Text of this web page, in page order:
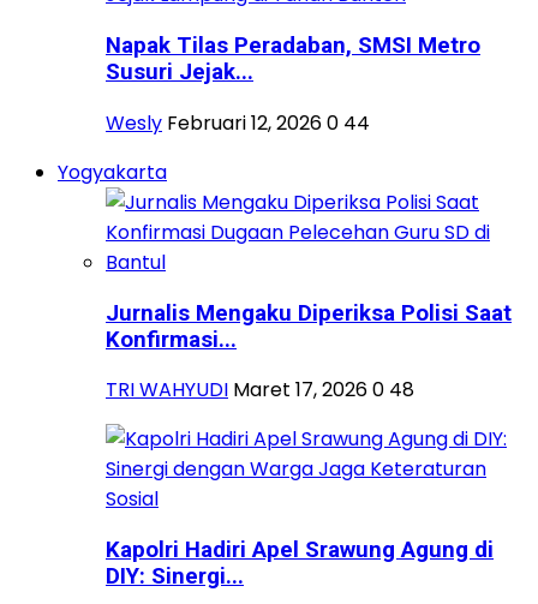
Napak Tilas Peradaban, SMSI Metro
Susuri Jejak...
Wesly Februari 12, 20260 44
Yogyakarta
Jurnalis Mengaku Diperiksa Polisi Saat
Konfirmasi...
TRI WAHYUDI Maret 17, 20260 48
Kapolri Hadiri Apel Srawung Agung di
DIY: Sinergi...